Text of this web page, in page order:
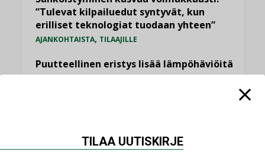
”Tulevat kilpailuedut syntyvät, kun
erilliset teknologiat tuodaan yhteen”
AJANKOHTAISTA, TILAAJILLE
Puutteellinen eristys lisää lämpöhäviöitä
TILAA UUTISKIRJE